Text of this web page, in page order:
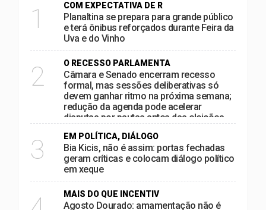
1 COM EXPECTATIVA DE R
Planaltina se prepara para grande público
e terá ônibus reforçados durante Feira da
Uva e do Vinho
2 O RECESSO PARLAMENTA
Câmara e Senado encerram recesso
formal, mas sessões deliberativas só
devem ganhar ritmo na próxima semana;
redução da agenda pode acelerar
disputas por pautas antes das eleições
3 EM POLÍTICA, DIÁLOGO
Bia Kicis, não é assim: portas fechadas
geram críticas e colocam diálogo político
em xeque
MAIS DO QUE INCENTIV
Agosto Dourado: amamentação não é